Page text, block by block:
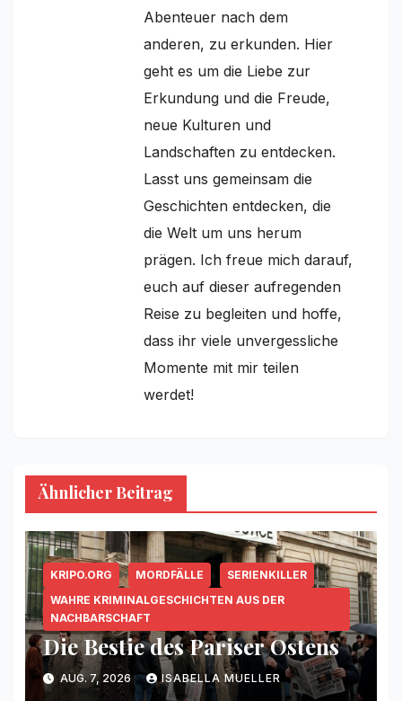
Abenteuer nach dem
anderen, zu erkunden. Hier
geht es um die Liebe zur
Erkundung und die Freude,
neue Kulturen und
Landschaften zu entdecken.
Lasst uns gemeinsam die
Geschichten entdecken, die
die Welt um uns herum
prägen. Ich freue mich darauf,
euch auf dieser aufregenden
Reise zu begleiten und hoffe,
dass ihr viele unvergessliche
Momente mit mir teilen
werdet!
Ähnlicher Beitrag
KRIPO.ORG MORDFÄLLE
SERIENKILLER
WAHRE KRIMINALGESCHICHTEN AUS DER
NACHBARSCHAFT
Die Bestie des Pariser Ostens
AUG. 7, 2026 ISABELLA MUELLER